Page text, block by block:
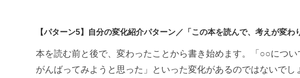
【パターン5】自分の変化紹介パターン／「この本を読んで、考えが変わ
本を読む前と後で、変わったことから書き始めます。「○○につ
がんばってみようと思った」といった変化があるのではないでし